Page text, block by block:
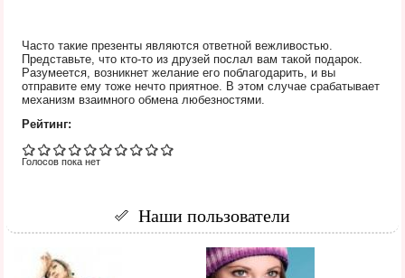
Часто такие презенты являются ответной вежливостью.
Представьте, что кто-то из друзей послал вам такой подарок.
Разумеется, возникнет желание его поблагодарить, и вы
отправите ему тоже нечто приятное. В этом случае срабатывает
механизм взаимного обмена любезностями.
Рейтинг:
Голосов пока нет
Наши пользователи